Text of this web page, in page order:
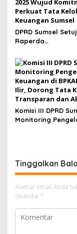
DPRD Sumsel
Raperda
2025, Banggar
Digitalisasi Aset
Penyelesaian
Komisi III DPRD
Monitoring
Tinggalkan
Alamat email Anda
ditandai *